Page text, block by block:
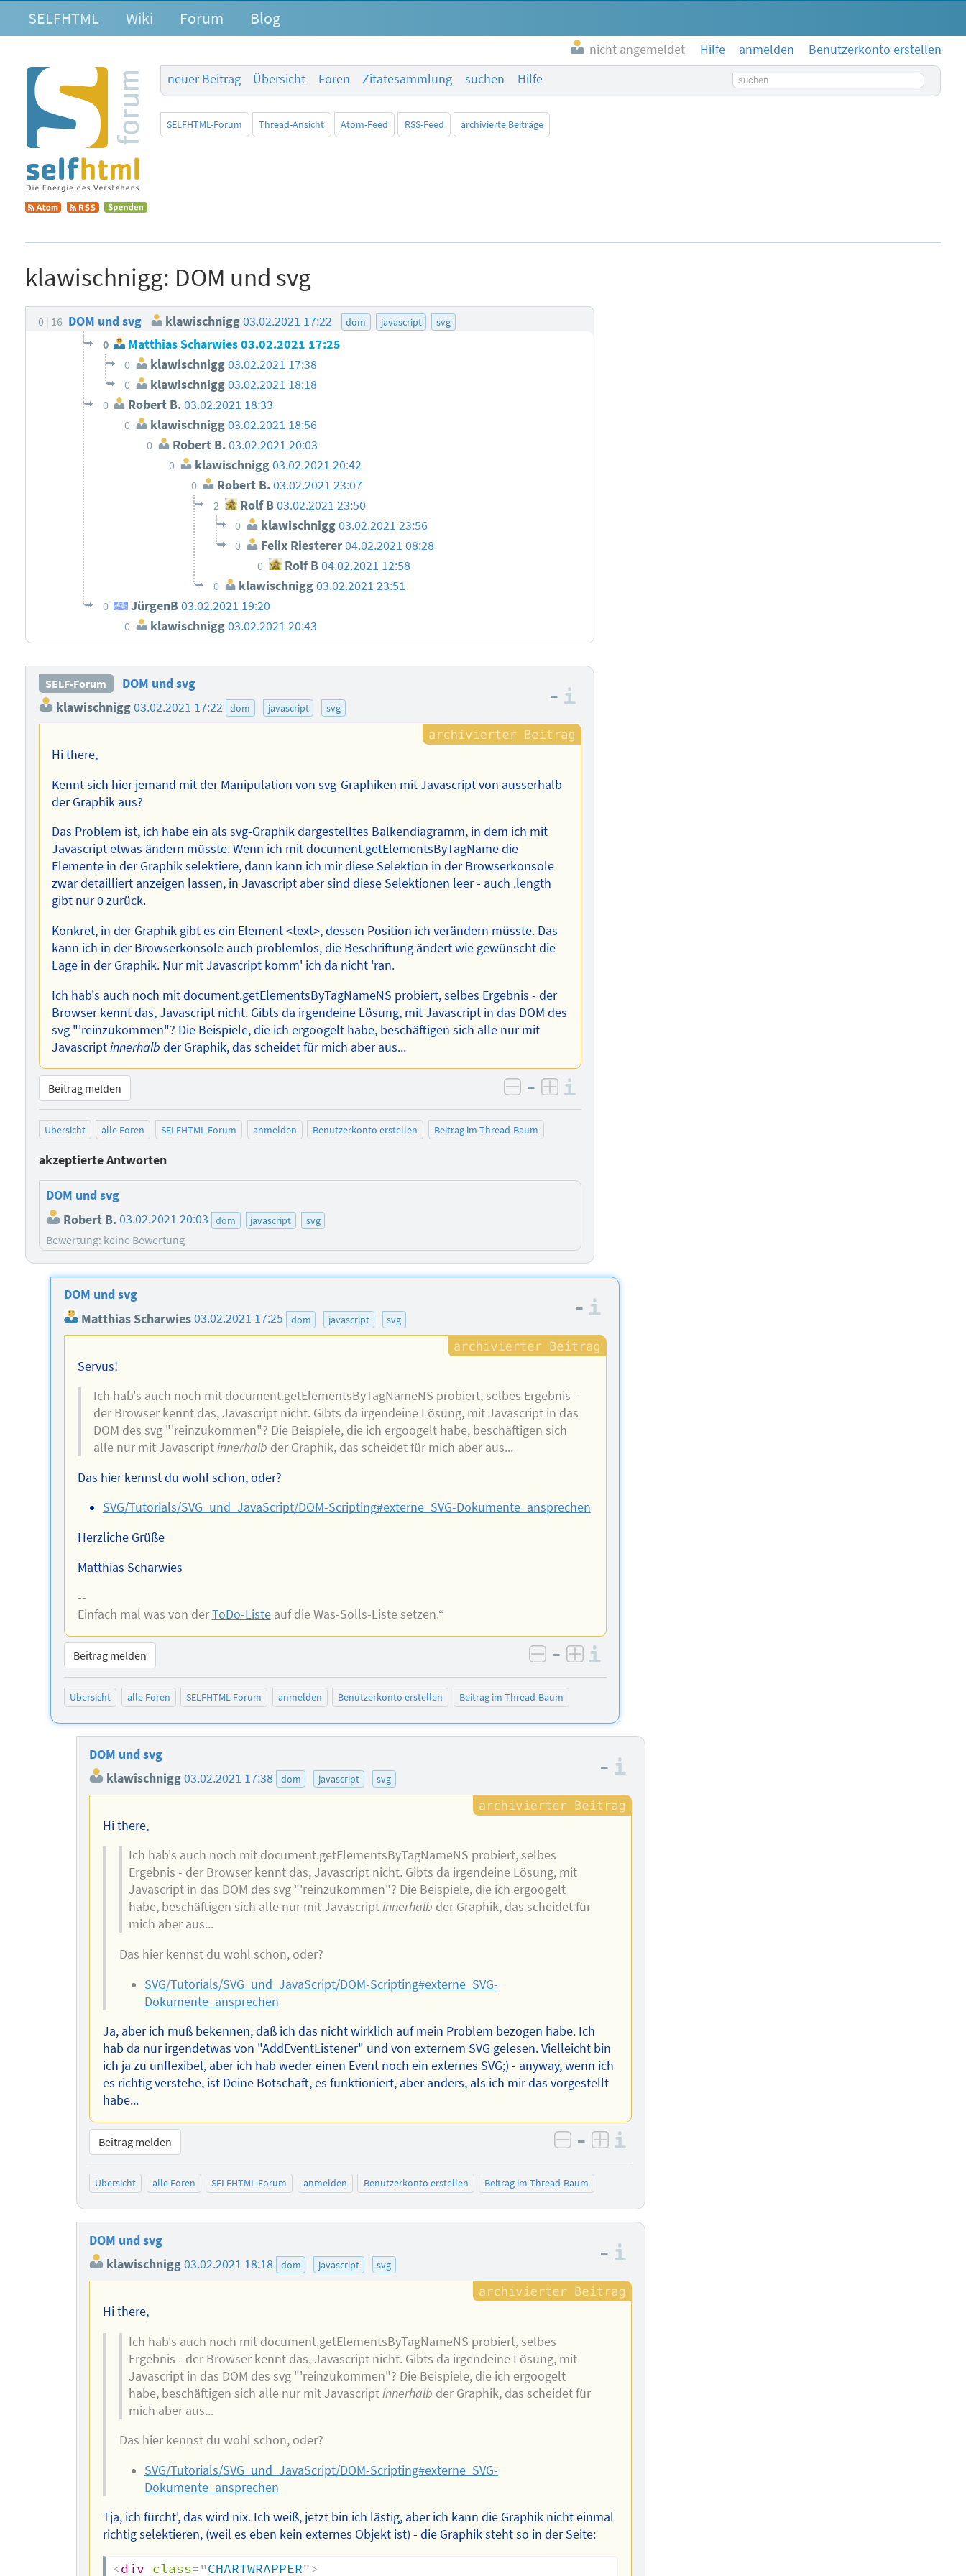
SELFHTML Wiki Forum Blog
nicht angemeldet Hilfe anmelden
Benutzerkonto erstellen
neuer Beitrag
Übersicht Foren Zitatesammlung suchen Hilfe Suchbegriff
SELFHTML-Forum Thread-Ansicht Atom-Feed RSS-Feed archivierte Beiträge
klawischnigg: DOM und svg
0 16 DOM und svg klawischnigg03.02.2021 17:22 dom javascript svg
0 Matthias Scharwies03.02.2021 17:25
0 klawischnigg03.02.2021 17:38
0 klawischnigg03.02.2021 18:18
0 Robert B.03.02.2021 18:33
0 klawischnigg03.02.2021 18:56
0 Robert B.03.02.2021 20:03
0 klawischnigg03.02.2021 20:42
0 Robert B. 03.02.2021 23:07
2 Rolf B03.02.2021 23:50
0 klawischnigg03.02.2021 23:56
0 Felix Riesterer04.02.2021 08:28
0 Rolf B04.02.2021 12:58
0 klawischnigg03.02.2021 23:51
0 JürgenB 03.02.2021 19:20
0 klawischnigg03.02.2021 20:43
SELF-Forum
DOM und svg
klawischnigg03.02.2021 17:22 dom javascript svg
–
Hi there,
Kennt sich hier jemand mit der Manipulation von svg-Graphiken mit Javascript von ausserhalb
der Graphik aus?
Das Problem ist, ich habe ein als svg-Graphik dargestelltes Balkendiagramm, in dem ich mit
Javascript etwas ändern müsste. Wenn ich mit document.getElementsByTagName die
Elemente in der Graphik selektiere, dann kann ich mir diese Selektion in der Browserkonsole
zwar detailliert anzeigen lassen, in Javascript aber sind diese Selektionen leer - auch .length
gibt nur 0 zurück.
Konkret, in der Graphik gibt es ein Element <text>, dessen Position ich verändern müsste. Das
kann ich in der Browserkonsole auch problemlos, die Beschriftung ändert wie gewünscht die
Lage in der Graphik. Nur mit Javascript komm' ich da nicht 'ran.
Ich hab's auch noch mit document.getElementsByTagNameNS probiert, selbes Ergebnis - der
Browser kennt das, Javascript nicht. Gibts da irgendeine Lösung, mit Javascript in das DOM des
svg "'reinzukommen"? Die Beispiele, die ich ergoogelt habe, beschäftigen sich alle nur mit
Javascriptinnerhalb der Graphik, das scheidet für mich aber aus...
Beitrag melden negativ bewerten
– positiv bewerten
Übersicht alle Foren SELFHTML-Forum anmelden Benutzerkonto erstellen Beitrag im Thread-Baum
akzeptierte Antworten
DOM und svg
Robert B. 03.02.2021 20:03 dom javascript svg
Bewertung: keine Bewertung
DOM und svg
Matthias Scharwies03.02.2021 17:25 dom javascript svg
–
Servus!
Ich hab's auch noch mit document.getElementsByTagNameNS probiert, selbes Ergebnis -
der Browser kennt das, Javascript nicht. Gibts da irgendeine Lösung, mit Javascript in das
DOM des svg "'reinzukommen"? Die Beispiele, die ich ergoogelt habe, beschäftigen sich
alle nur mit Javascriptinnerhalb der Graphik, das scheidet für mich aber aus...
Das hier kennst du wohl schon, oder?
SVG/Tutorials/SVG_und_JavaScript/DOM-Scripting#externe_SVG-Dokumente_ansprechen
Herzliche Grüße
Matthias Scharwies
--
Einfach mal was von derToDo-Listeauf die Was-Solls-Liste setzen.“
Beitrag melden negativ bewerten
– positiv bewerten
Übersicht alle Foren SELFHTML-Forum anmelden Benutzerkonto erstellen Beitrag im Thread-Baum
DOM und svg
klawischnigg03.02.2021 17:38 dom javascript svg
–
Hi there,
Ich hab's auch noch mit document.getElementsByTagNameNS probiert, selbes
Ergebnis - der Browser kennt das, Javascript nicht. Gibts da irgendeine Lösung, mit
Javascript in das DOM des svg "'reinzukommen"? Die Beispiele, die ich ergoogelt
habe, beschäftigen sich alle nur mit Javascriptinnerhalb der Graphik, das scheidet für
mich aber aus...
Das hier kennst du wohl schon, oder?
SVG/Tutorials/SVG_und_JavaScript/DOM-Scripting#externe_SVG-
Dokumente_ansprechen
Ja, aber ich muß bekennen, daß ich das nicht wirklich auf mein Problem bezogen habe. Ich
hab da nur irgendetwas von "AddEventListener" und von externem SVG gelesen. Vielleicht bin
ich ja zu unflexibel, aber ich hab weder einen Event noch ein externes SVG;) - anyway, wenn ich
es richtig verstehe, ist Deine Botschaft, es funktioniert, aber anders, als ich mir das vorgestellt
habe...
Beitrag melden negativ bewerten
– positiv bewerten
Übersicht alle Foren SELFHTML-Forum anmelden Benutzerkonto erstellen Beitrag im Thread-Baum
DOM und svg
klawischnigg03.02.2021 18:18 dom javascript svg
–
Hi there,
Ich hab's auch noch mit document.getElementsByTagNameNS probiert, selbes
Ergebnis - der Browser kennt das, Javascript nicht. Gibts da irgendeine Lösung, mit
Javascript in das DOM des svg "'reinzukommen"? Die Beispiele, die ich ergoogelt
habe, beschäftigen sich alle nur mit Javascriptinnerhalb der Graphik, das scheidet für
mich aber aus...
Das hier kennst du wohl schon, oder?
SVG/Tutorials/SVG_und_JavaScript/DOM-Scripting#externe_SVG-
Dokumente_ansprechen
Tja, ich fürcht', das wird nix. Ich weiß, jetzt bin ich lästig, aber ich kann die Graphik nicht einmal
richtig selektieren, (weil es eben kein externes Objekt ist) - die Graphik steht so in der Seite:
<div class="CHARTWRAPPER">